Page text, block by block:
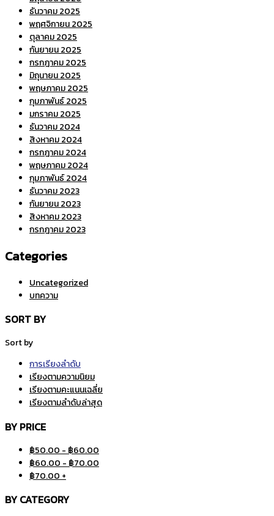
ธันวาคม 2025
พฤศจิกายน 2025
ตุลาคม 2025
กันยายน 2025
กรกฎาคม 2025
มิถุนายน 2025
พฤษภาคม 2025
กุมภาพันธ์ 2025
มกราคม 2025
ธันวาคม 2024
สิงหาคม 2024
กรกฎาคม 2024
พฤษภาคม 2024
กุมภาพันธ์ 2024
ธันวาคม 2023
กันยายน 2023
สิงหาคม 2023
กรกฎาคม 2023
Categories
Uncategorized
บทความ
SORT BY
Sort by
การเรียงลำดับ
เรียงตามความนิยม
เรียงตามคะแนนเฉลี่ย
เรียงตามลำดับล่าสุด
BY PRICE
฿50.00 - ฿60.00
฿60.00 - ฿70.00
฿70.00 +
BY CATEGORY